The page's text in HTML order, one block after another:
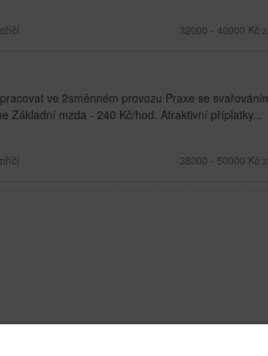
32000 - 40000 Kč
ve 2směnném provozu Praxe se
mzda - 240 Kč/hod. Atraktivní příplatky...
38000 - 50000 Kč